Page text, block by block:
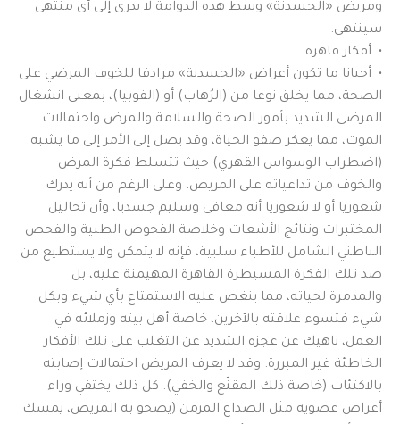
ومريض «الجسدنة» وسط هذه الدوامة لا يدرى إلى أى منتهى
سينتهي.
• أفكار قاهرة
• أحيانا ما تكون أعراض «الجسدنة» مرادفا للخوف المرضي على
الصحة، مما يخلق نوعا من (الرُهاب) أو (الفوبيا)، بمعنى انشغال
المرضى الشديد بأمور الصحة والسلامة والمرض واحتمالات
الموت، مما يعكر صفو الحياة، وقد يصل إلى الأمر إلى ما يشبه
(اضطراب الوسواس القهري) حيث تتسلط فكرة المرض
والخوف من تداعياته على المريض، وعلى الرغم من أنه يدرك
شعوريا أو لا شعوريا أنه معافى وسليم جسديا، وأن تحاليل
المختبرات ونتائج الأشعات وخلاصة الفحوص الطبية والفحص
الباطني الشامل للأطباء سلبية، فإنه لا يتمكن ولا يستطيع من
صد تلك الفكرة المسيطرة القاهرة المهيمنة عليه، بل
والمدمرة لحياته، مما ينغص عليه الاستمتاع بأي شيء وبكل
شيء فتسوء علاقته بالآخرين، خاصة أهل بيته وزملائه في
العمل، ناهيك عن عجزه الشديد عن التغلب على تلك الأفكار
الخاطئة غير المبررة. وقد لا يعرف المريض احتمالات إصابته
بالاكتئاب (خاصة ذلك المقنّع والخفي). كل ذلك يختفي وراء
أعراض عضوية مثل الصداع المزمن (يصحو به المريض، يمسك